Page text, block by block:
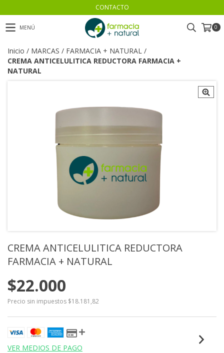
CONTACTO
MENÚ 0
Inicio / MARCAS / FARMACIA + NATURAL /
CREMA ANTICELULITICA REDUCTORA FARMACIA +
NATURAL
CREMA ANTICELULITICA REDUCTORA
FARMACIA + NATURAL
$22.000
Precio sin impuestos $18.181,82
VER MEDIOS DE PAGO